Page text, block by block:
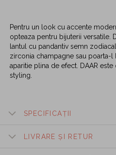
Pentru un look cu accente
opteaza pentru bijuterii versatile.
lantul cu pandantiv semn
zirconia champagne sau poarta-
aparitie plina de efect. DAAR
styling.
SPECIFICAȚII
LIVRARE ȘI RETUR